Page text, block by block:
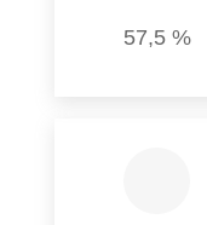
57,5 %